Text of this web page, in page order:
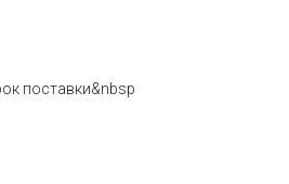
поставки&nbsp